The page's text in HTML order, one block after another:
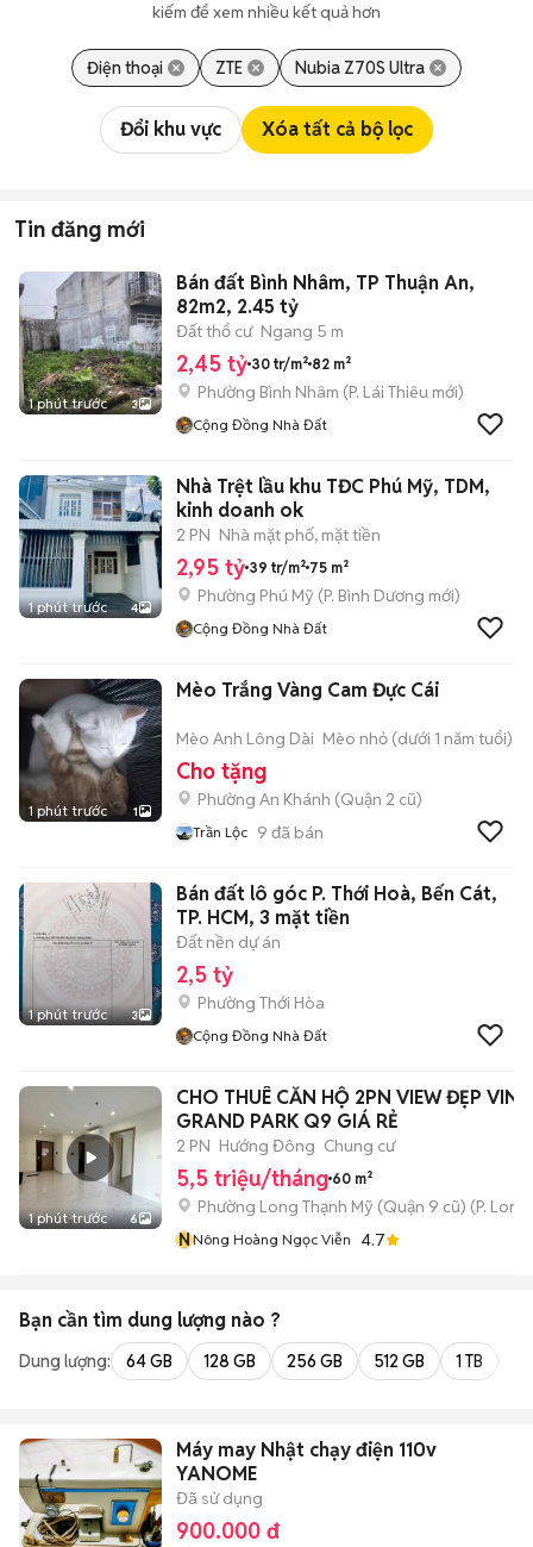
kiếm để xem nhiều kết quả hơn
Điện thoại ZTE Nubia Z70S Ultra
Đổi khu vực Xóa tất cả bộ lọc
Tin đăng mới
1 phút trước 3
Bán đất Bình Nhâm, TP Thuận An,
82m2, 2.45 tỷ
Đất thổ cư Ngang 5 m
2,45 tỷ 30 tr/m² 82 m²
Phường Bình Nhâm (P. Lái Thiêu mới)
Cộng Đồng Nhà Đất
1 phút trước 4
Nhà Trệt lầu khu TĐC Phú Mỹ, TDM,
kinh doanh ok
2 PN Nhà mặt phố, mặt tiền
2,95 tỷ 39 tr/m² 75 m²
Phường Phú Mỹ (P. Bình Dương mới)
Cộng Đồng Nhà Đất
1 phút trước 1
Mèo Trắng Vàng Cam Đực Cái
Mèo Anh Lông Dài Mèo nhỏ (dưới 1 năm tuổi)
Cho tặng
Phường An Khánh (Quận 2 cũ)
Trần Lộc 9 đã bán
1 phút trước 3
Bán đất lô góc P. Thới Hoà, Bến Cát,
TP. HCM, 3 mặt tiền
Đất nền dự án
2,5 tỷ
Phường Thới Hòa
Cộng Đồng Nhà Đất
1 phút trước 6
CHO THUÊ CĂN HỘ 2PN VIEW ĐẸP
GRAND PARK Q9 GIÁ RẺ
2 PN Hướng Đông Chung cư
5,5 triệu/tháng 60 m²
Phường Long Thạnh Mỹ (Quận 9 cũ) (P.
NNông Hoàng Ngọc Viễn 4.7
Bạn cần tìm dung lượng nào ?
Dung lượng: 64 GB 128 GB 256 GB 512 GB 1 TB
Máy may Nhật chạy điện 110v
YANOME
Đã sử dụng
900.000 đ